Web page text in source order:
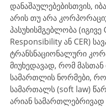
დანაშაულებებისთვის,
არის თუ არა
პასუხისმგებლობა
Responsibility ან CER)
ტრანსნაციონალური
მიუხედავად, რომ
სამართლის ნორმები,
სამართალს (soft law)
არიან სამართლებრივად